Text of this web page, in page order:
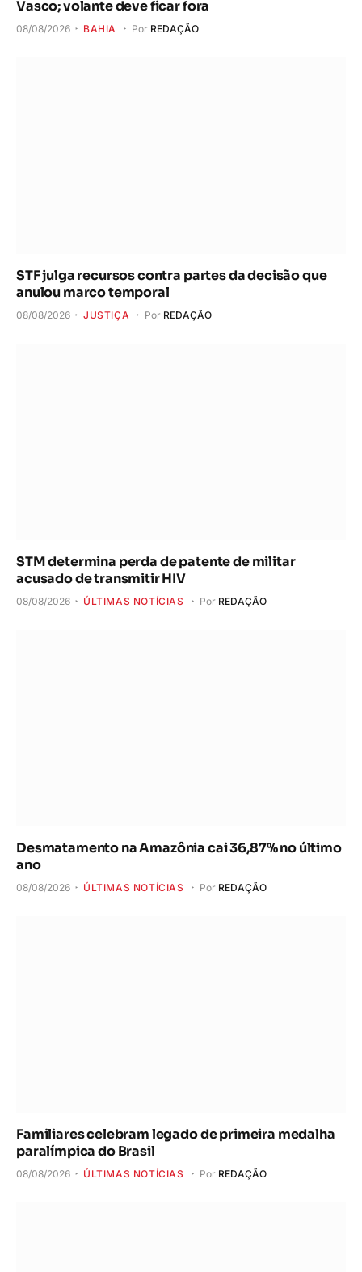
Vasco; volante deve ficar fora
08/08/2026 BAHIA Por REDAÇÃO
STF julga recursos contra partes da decisão que
anulou marco temporal
08/08/2026 JUSTIÇA Por REDAÇÃO
STM determina perda de patente de militar
acusado de transmitir HIV
08/08/2026 ÚLTIMAS NOTÍCIAS Por REDAÇÃO
Desmatamento na Amazônia cai 36,87% no último
ano
08/08/2026 ÚLTIMAS NOTÍCIAS Por REDAÇÃO
Familiares celebram legado de primeira medalha
paralímpica do Brasil
08/08/2026 ÚLTIMAS NOTÍCIAS Por REDAÇÃO